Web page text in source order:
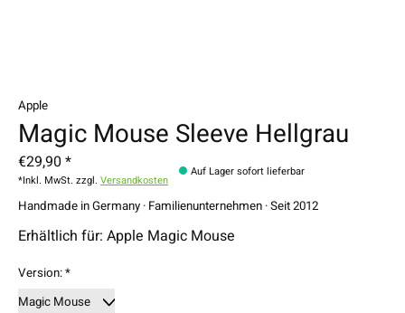
Apple
Magic Mouse Sleeve Hellgrau
€29,90 *
*Inkl. MwSt. zzgl. Versandkosten
Auf Lager sofort lieferbar
Handmade in Germany · Familienunternehmen · Seit 2012
Erhältlich für: Apple Magic Mouse
Version:*